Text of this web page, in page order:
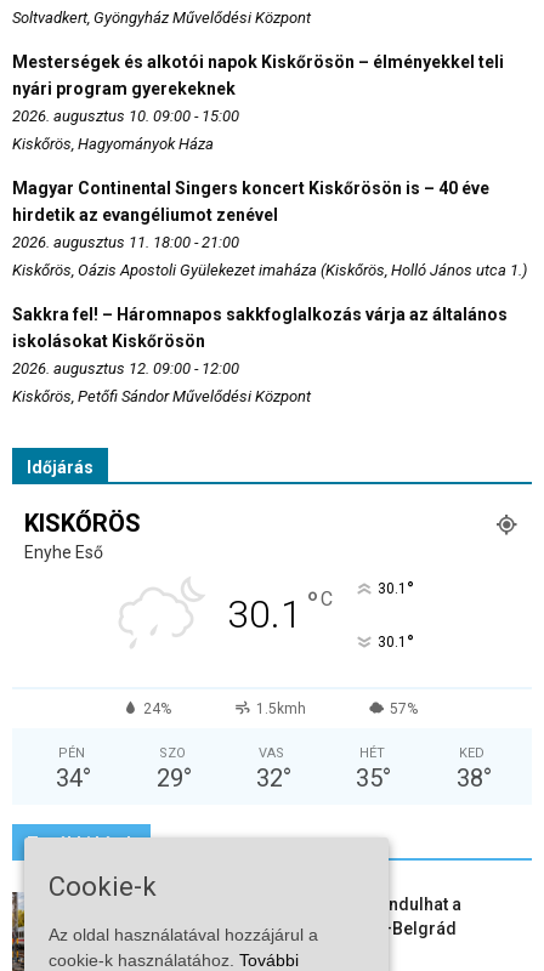
Soltvadkert, Gyöngyház Művelődési Központ
Mesterségek és alkotói napok Kiskőrösön – élményekkel teli
nyári program gyerekeknek
2026. augusztus 10. 09:00 - 15:00
Kiskőrös, Hagyományok Háza
Magyar Continental Singers koncert Kiskőrösön is – 40 éve
hirdetik az evangéliumot zenével
2026. augusztus 11. 18:00 - 21:00
Kiskőrös, Oázis Apostoli Gyülekezet imaháza (Kiskőrös, Holló János utca 1.)
Sakkra fel! – Háromnapos sakkfoglalkozás várja az általános
iskolásokat Kiskőrösön
2026. augusztus 12. 09:00 - 12:00
Kiskőrös, Petőfi Sándor Művelődési Központ
Időjárás
KISKŐRÖS
Enyhe Eső
30.1 °C 30.1 °
30.1 °
24% 1.5kmh 57%
PÉN
34°
SZO
29°
VAS
32°
HÉT
35°
KED
38°
További hírek
Vitézy Dávid: már ősszel újraindulhat a
személyszállítás a Budapest–Belgrád
vasútvonalon
Cookie-k
Az oldal használatával hozzájárul a
cookie-k használatához. További